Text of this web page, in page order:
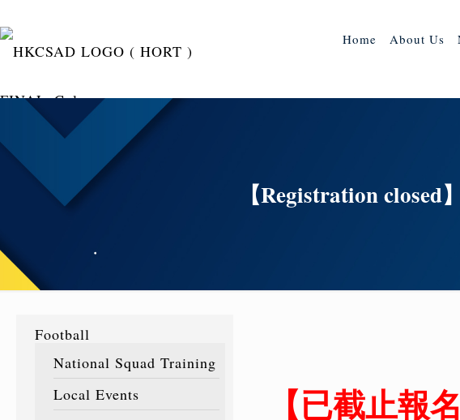
Home About Us
【Registration
【已截止報名
Football
National Squad Training
Local Events